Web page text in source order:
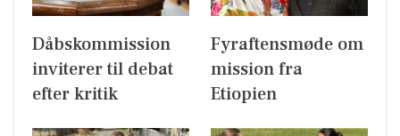
Dåbskommission
inviterer til debat
efter kritik
Fyraftensmøde om
mission fra
Etiopien